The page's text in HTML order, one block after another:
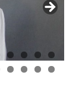
3 4 5
6
9 0 1 2